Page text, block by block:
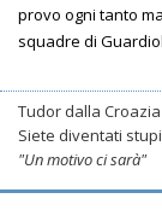
provo ogni tanto
squadre di
Tudor dalla
Siete diventati
"Un motivo ci sarà"